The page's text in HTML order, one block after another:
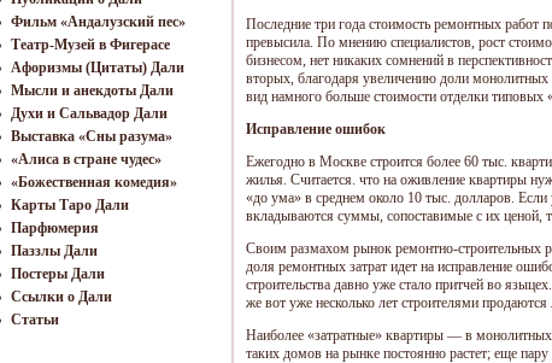
Фильм «Андалузский пес»
Театр-Музей в Фигерасе
Афоризмы (Цитаты) Дали
Мысли и анекдоты Дали
Духи и Сальвадор Дали
Выставка «Сны разума»
«Алиса в стране чудес»
«Божественная комедия»
Карты Таро Дали
Парфюмерия
Паззлы Дали
Постеры Дали
Ссылки о Дали
Статьи
Последние три года стоимость ремонтных работ
превысила. По мнению специалистов, рост
бизнесом, нет никаких сомнений в
вторых, благодаря увеличению доли
вид намного больше стоимости отделки типовых
Иcправление ошибок
Ежегодно в Москве строится более 60 тыс.
жилья. Считается. что на оживление квартиры
«до ума» в среднем около 10 тыс. долларов.
вкладываются суммы, сопоставимые с их ценой,
Своим размахом рынок ремонтно-строительных
доля ремонтных затрат идет на исправление
строительства давно уже стало притчей во
же вот уже несколько лет строителями
Наиболее «затратные» квартиры — в монолитных
таких домов на рынке постоянно растет; еще